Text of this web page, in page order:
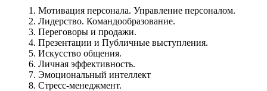
1. Мотивация персонала. Управление персоналом.
2. Лидерство. Командообразование.
3. Переговоры и продажи.
4. Презентации и Публичные выступления.
5. Искусство общения.
6. Личная эффективность.
7. Эмоциональный интеллект
8. Стресс-менеджмент.